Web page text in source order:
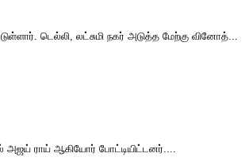
டெல்லி, லட்சுமி நகர் அடுத்த மேற்கு வினோத்...
அஜய் ராய் ஆகியோர் போட்டியிட்டனர்....